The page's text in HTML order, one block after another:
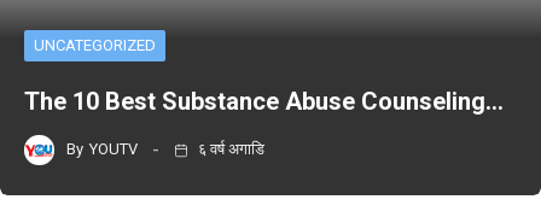
UNCATEGORIZED
The 10 Best Substance Abuse Counseling…
By YOUTV ६ वर्ष अगाडि